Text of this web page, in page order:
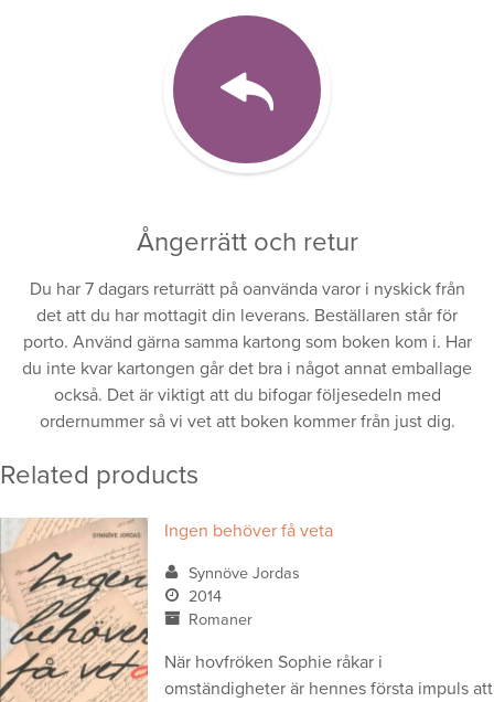
Ångerrätt och retur
Du har 7 dagars returrätt på oanvända varor i nyskick från
det att du har mottagit din leverans. Beställaren står för
porto. Använd gärna samma kartong som boken kom i. Har
du inte kvar kartongen går det bra i något annat emballage
också. Det är viktigt att du bifogar följesedeln med
ordernummer så vi vet att boken kommer från just dig.
Related products
Ingen behöver få veta
Synnöve Jordas
2014
Romaner
När hovfröken Sophie råkar i
omständigheter är hennes första impuls att